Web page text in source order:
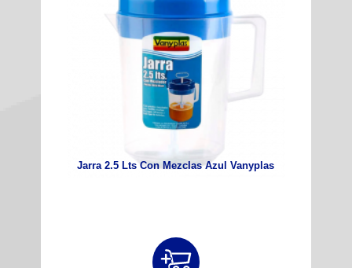
Jarra 2.5 Lts Con Mezclas Azul Vanyplas